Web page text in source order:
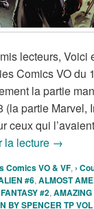
lecteurs, Voici
Comics VO du
la partie
(la partie Marvel,
ceux qui
la lecture Sorties
→
Comics VO & VF, ›
#6, ALMOST
#2,
BY SPENCER TP